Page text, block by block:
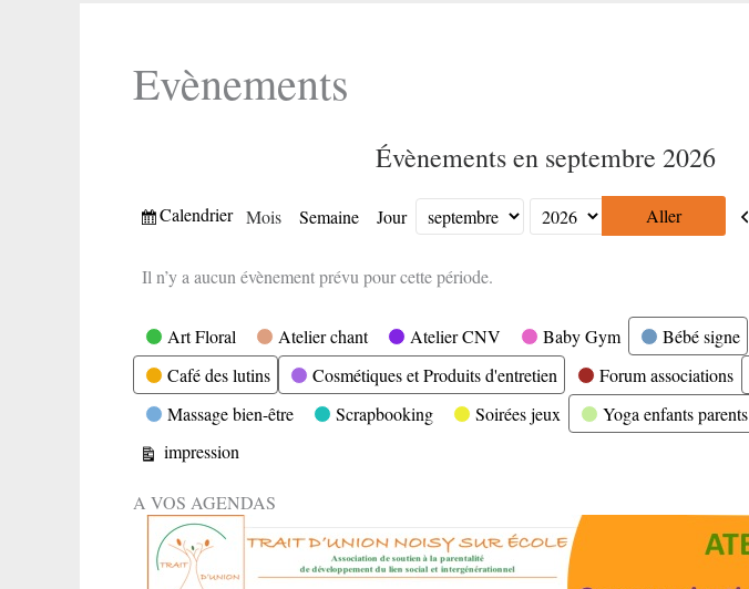
Evènements
Évènements en septembre 2026
Vue
Calendrier Mois Semaine Jour
Mois
Année
Il n’y a aucun évènement prévu pour cette période.
Catégories
Art Floral Atelier chant Atelier CNV Baby Gym Bébé signe
Café des lutins
Cosmétiques et Produits d'entretien Forum associations
Massage bien-être
Scrapbooking Soirées jeux Yoga enfants parents
Vue
impression
A VOS AGENDAS